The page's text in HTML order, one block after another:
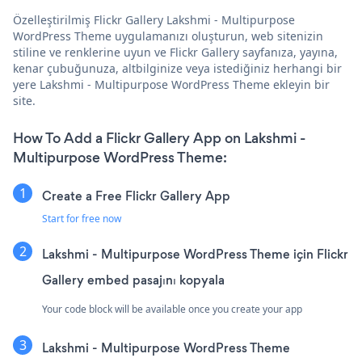
Özelleştirilmiş Flickr Gallery Lakshmi - Multipurpose
WordPress Theme uygulamanızı oluşturun, web sitenizin
stiline ve renklerine uyun ve Flickr Gallery sayfanıza, yayına,
kenar çubuğunuza, altbilginize veya istediğiniz herhangi bir
yere Lakshmi - Multipurpose WordPress Theme ekleyin bir
site.
How To Add a Flickr Gallery App on Lakshmi -
Multipurpose WordPress Theme:
Create a Free Flickr Gallery App
Start for free now
Lakshmi - Multipurpose WordPress Theme için Flickr
Gallery embed pasajını kopyala
Your code block will be available once you create your app
Lakshmi - Multipurpose WordPress Theme